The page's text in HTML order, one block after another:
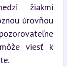
žiakmi
úrovňou
viesť k